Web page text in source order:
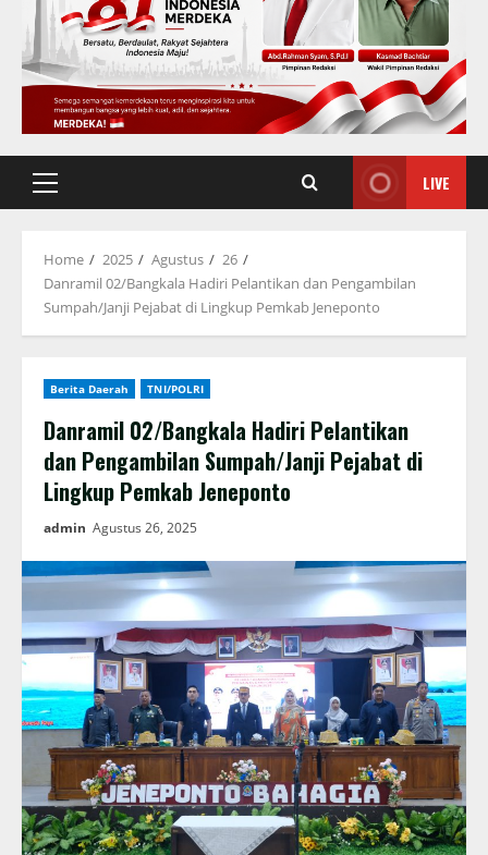
Primary
LIVE
Home 2025 Agustus
26
Danramil 02/Bangkala Hadiri Pelantikan dan Pengambilan
Sumpah/Janji Pejabat di Lingkup Pemkab Jeneponto
Berita Daerah TNI/POLRI
Danramil 02/Bangkala Hadiri Pelantikan
dan Pengambilan Sumpah/Janji Pejabat di
Lingkup Pemkab Jeneponto
admin Agustus 26, 2025